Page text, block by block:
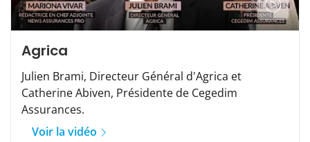
Agrica
Julien Brami, Directeur Général d'Agrica et
Catherine Abiven, Présidente de Cegedim
Assurances.
Voir la vidéo